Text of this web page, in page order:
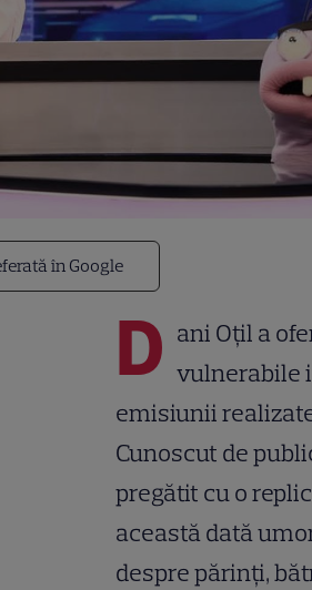
în Google
D ani Oțil a
vulnerabile
emisiunii
Cunoscut de
pregătit cu o
această dată
despre părinți,